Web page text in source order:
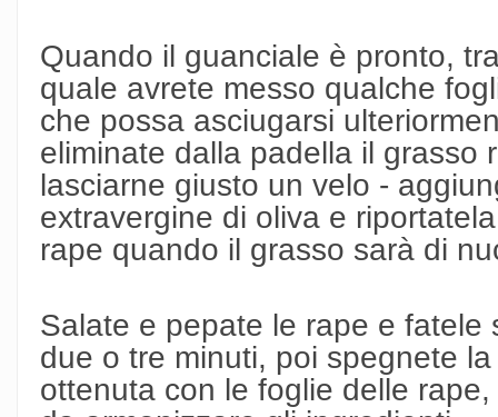
Quando il guanciale è pronto,
quale avrete messo qualche
che possa asciugarsi
eliminate dalla padella il grasso
lasciarne giusto un velo -
extravergine di oliva e
rape quando il grasso sarà di
Salate e pepate le rape e fatele
due o tre minuti, poi spegnete
ottenuta con le foglie delle